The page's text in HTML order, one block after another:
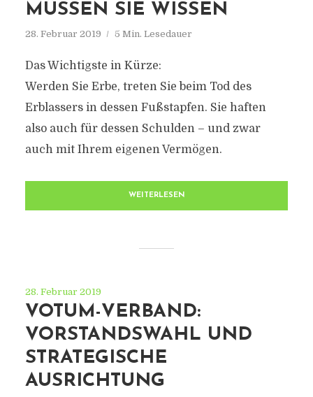
MÜSSEN SIE WISSEN
28. Februar 2019 5 Min. Lesedauer
Das Wichtigste in Kürze:
Werden Sie Erbe, treten Sie beim Tod des
Erblassers in dessen Fußstapfen. Sie haften
also auch für dessen Schulden – und zwar
auch mit Ihrem eigenen Vermögen.
WEITERLESEN
28. Februar 2019
VOTUM-VERBAND:
VORSTANDSWAHL UND
STRATEGISCHE
AUSRICHTUNG